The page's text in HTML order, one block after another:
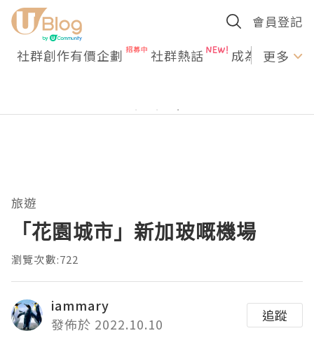
會員登記
社群創作有價企劃 社群熱話 成為U更多
旅遊
「花園城市」新加玻嘅機場
瀏覽次數:722
iammary
發佈於 2022.10.10
追蹤